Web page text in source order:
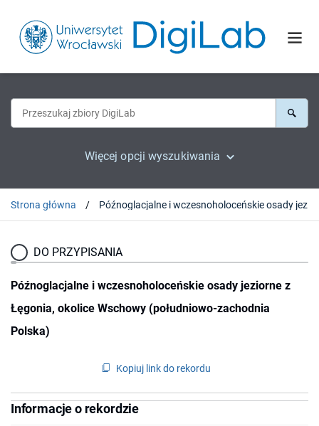
Więcej opcji wyszukiwania
Strona główna
DO PRZYPISANIA
Późnoglacjalne i wczesnoholoceńskie osady jeziorne z
Łęgonia, okolice Wschowy (południowo-zachodnia
Polska)
Kopiuj link do rekordu
Informacje o rekordzie